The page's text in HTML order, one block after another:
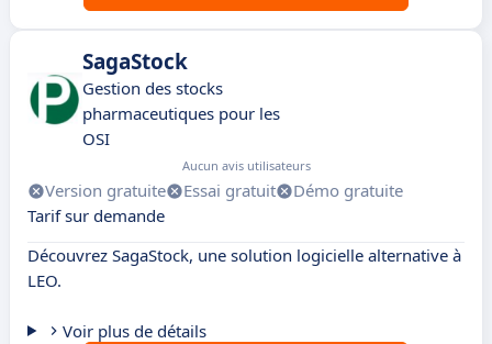
SagaStock
Gestion des stocks
pharmaceutiques pour les
OSI
Aucun avis utilisateurs
Version gratuite Essai gratuit
Démo gratuite
Tarif sur demande
Découvrez SagaStock, une solution logicielle alternative à
LEO.
Voir plus de détails